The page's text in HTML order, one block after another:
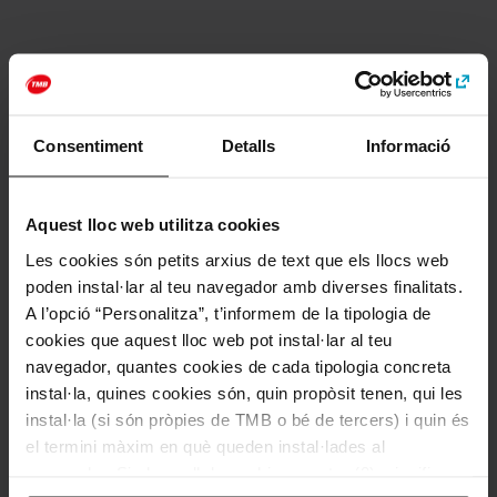
Consentiment Detalls Informació
Aquest lloc web utilitza cookies
Les cookies són petits arxius de text que els llocs web
poden instal·lar al teu navegador amb diverses finalitats.
A l’opció “Personalitza”, t’informem de la tipologia de
cookies que aquest lloc web pot instal·lar al teu
navegador, quantes cookies de cada tipologia concreta
instal·la, quines cookies són, quin propòsit tenen, qui les
instal·la (si són pròpies de TMB o bé de tercers) i quin és
el termini màxim en què queden instal·lades al
https://www.salvador-dali.org
Plaça Gala i Salvador Dalí, 5, 17600 Figueres, Girona